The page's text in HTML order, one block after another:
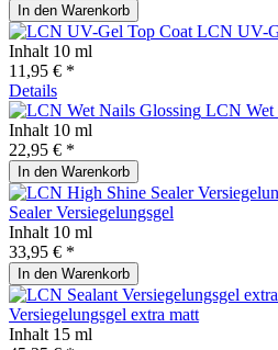
In den Warenkorb
LCN UV-
Inhalt 10 ml
11,95 € *
Details
LCN Wet
Inhalt 10 ml
22,95 € *
In den Warenkorb
Sealer Versiegelungsgel
Inhalt 10 ml
33,95 € *
In den Warenkorb
Versiegelungsgel extra matt
Inhalt 15 ml